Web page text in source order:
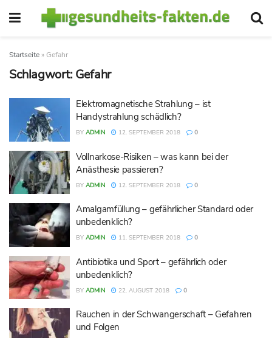
Startseite » Gefahr
Schlagwort:Gefahr
Elektromagnetische Strahlung – ist
Handystrahlung schädlich?
BY ADMIN 12. SEPTEMBER 2018 0
Vollnarkose-Risiken – was kann bei der
Anästhesie passieren?
BY ADMIN 12. SEPTEMBER 2018 0
Amalgamfüllung – gefährlicher Standard oder
unbedenklich?
BY ADMIN 11. SEPTEMBER 2018 0
Antibiotika und Sport – gefährlich oder
unbedenklich?
BY ADMIN 22. AUGUST 2018 0
Rauchen in der Schwangerschaft – Gefahren
und Folgen